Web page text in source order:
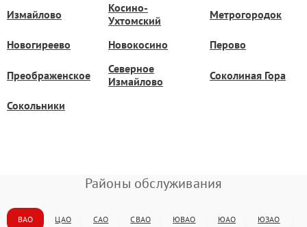
Измайлово
Косино-
Ухтомский
Метрогородок
Новогиреево Новокосино Перово
Преображенское
Северное
Измайлово
Соколиная Гора
Сокольники
Районы обслуживания
ВАО ЦАО САО СВАО ЮВАО ЮАО ЮЗАО